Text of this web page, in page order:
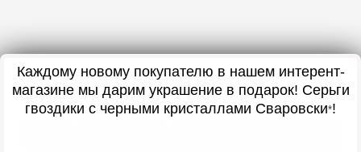
Каждому новому покупателю в нашем интерент-
магазине мы дарим украшение в подарок! Серьги
гвоздики с черными кристаллами Сваровски*!